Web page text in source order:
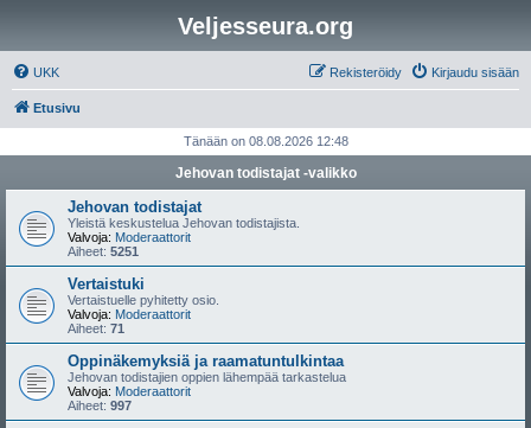
Veljesseura.org
UKK Kirjaudu sisään
Rekisteröidy
Etusivu
Tänään on 08.08.2026 12:48
Jehovan todistajat -valikko
Jehovan todistajat
Yleistä keskustelua Jehovan todistajista.
Valvoja: Moderaattorit
Aiheet: 5251
Vertaistuki
Vertaistuelle pyhitetty osio.
Valvoja: Moderaattorit
Aiheet: 71
Oppinäkemyksiä ja raamatuntulkintaa
Jehovan todistajien oppien lähempää tarkastelua
Valvoja: Moderaattorit
Aiheet: 997